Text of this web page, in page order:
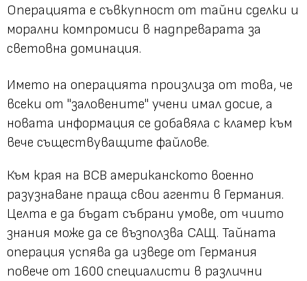
Операцията е съвкупност от тайни сделки и
морални компромиси в надпреварата за
световна доминация.
Името на операцията произлиза от това, че
всеки от "заловените" учени имал досие, а
новата информация се добавяла с кламер към
вече съществуващите файлове.
Към края на ВСВ американското военно
разузнаване праща свои агенти в Германия.
Целта е да бъдат събрани умове, от чиито
знания може да се възползва САЩ. Тайната
операция успява да изведе от Германия
повече от 1600 специалисти в различни